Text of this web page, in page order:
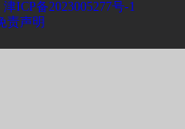
津ICP备2023005277号-1
责声明